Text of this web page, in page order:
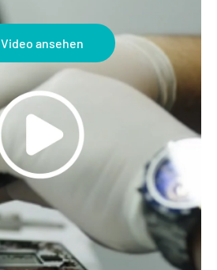
Video ansehen